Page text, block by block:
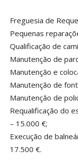
Freguesia de
Pequenas
Qualificação de
Manutenção de
Manutenção e
Manutenção de
Manutenção de
Requalificação do
– 15.000 €;
Execução de
17.500 €.